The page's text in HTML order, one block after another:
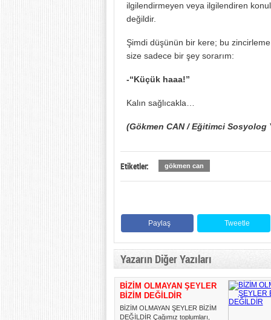
ilgilendirmeyen veya ilgilendiren
değildir.
Şimdi düşünün bir kere; bu
size sadece bir şey sorarım:
-“Küçük haaa!”
Kalın sağlıcakla…
(Gökmen CAN / Eğitimci Sosyolog
Etiketler: gökmen can
Paylaş Tweetle
Yazarın Diğer Yazıları
BİZİM OLMAYAN ŞEYLER
BİZİM DEĞİLDİR
BİZİM OLMAYAN ŞEYLER BİZİM
DEĞİLDİR Çağımız toplumları,